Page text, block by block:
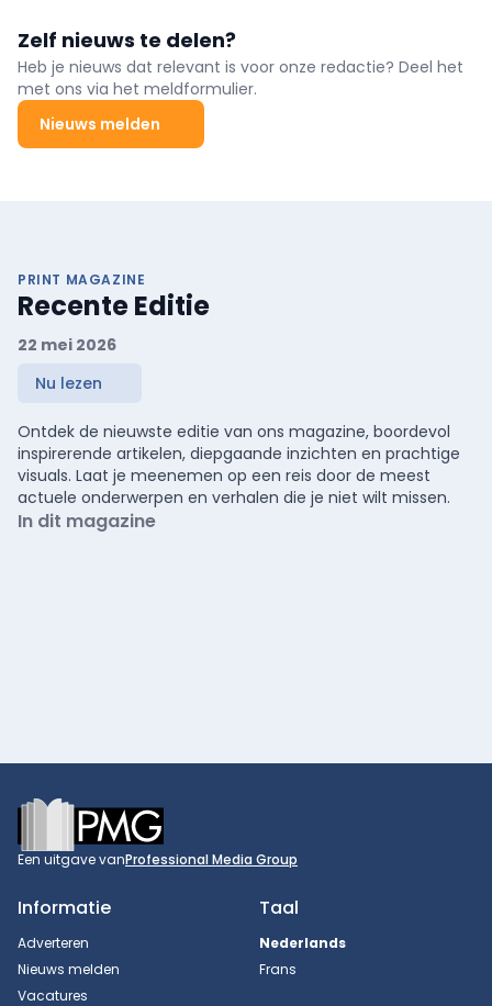
Zelf nieuws te delen?
Heb je nieuws dat relevant is voor onze redactie? Deel het
met ons via het meldformulier.
Nieuws melden
PRINT MAGAZINE
Recente Editie
22 mei 2026
Nu lezen
Ontdek de nieuwste editie van ons magazine, boordevol
inspirerende artikelen, diepgaande inzichten en prachtige
visuals. Laat je meenemen op een reis door de meest
actuele onderwerpen en verhalen die je niet wilt missen.
In dit magazine
Footer
Een uitgave vanProfessional Media Group
Informatie
Adverteren
Nieuws melden
Vacatures
Taal
Nederlands
Frans